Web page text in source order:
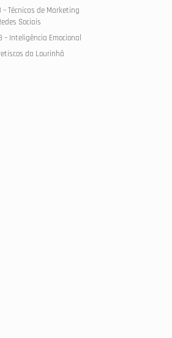
– Técnicas de Marketing
Sociais
– Inteligência Emocional
da Lourinhã